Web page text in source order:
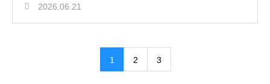
2026.06.21
1 2 3